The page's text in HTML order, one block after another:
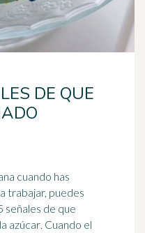
DE QUE
cuando has
trabajar, puedes
señales de que
azúcar. Cuando el